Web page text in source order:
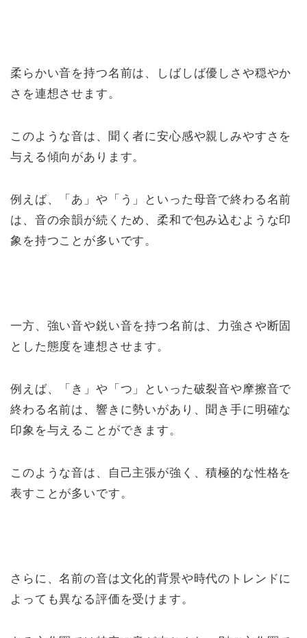
柔らかい音を持つ名前は、しばしば優しさや穏やか
さを連想させます。
このような音は、聞く者に安心感や親しみやすさを
与える傾向があります。
例えば、「あ」や「う」といった母音で終わる名前
は、音の余韻が続くため、柔和で包み込むような印
象を持つことが多いです。
一方、強い音や鋭い音を持つ名前は、力強さや断固
とした態度を連想させます。
例えば、「き」や「つ」といった破裂音や摩擦音で
終わる名前は、響きに勢いがあり、聞き手に明確な
印象を与えることができます。
このような音は、自己主張が強く、積極的な性格を
表すことが多いです。
さらに、名前の音は文化的背景や時代のトレンドに
よっても異なる評価を受けます。